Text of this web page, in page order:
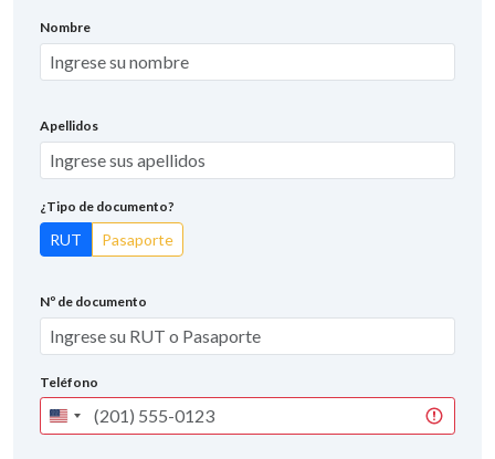
Nombre
Apellidos
¿Tipo de documento?
RUT Pasaporte
Nº de documento
Teléfono
United
States